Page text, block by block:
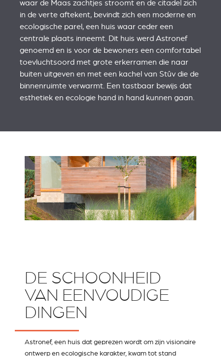
waar de Maas zachtjes stroomt en de citadel zich
in de verte aftekent, bevindt zich een moderne en
ecologische parel, een huis waar ceder een
centrale plaats inneemt. Dit huis werd Astronef
genoemd en is voor de bewoners een comfortabel
toevluchtsoord met grote erkerramen die naar
buiten uitgeven en met een kachel van Stûv die de
binnenruimte verwarmt. Een tastbaar bewijs dat
esthetiek en ecologie hand in hand kunnen gaan.
DE SCHOONHEID
VAN EENVOUDIGE
DINGEN
Astronef, een huis dat geprezen wordt om zijn visionaire
ontwerp en ecologische karakter, kwam tot stand